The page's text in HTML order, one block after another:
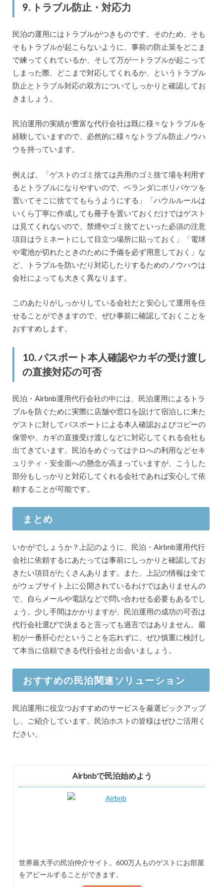
9. トラブル防止・対応力
民泊の運用にはトラブルがつきものです。そのため、そも
そもトラブルが起こらないように、事前の防止策をどこま
で練ってくれているか、そして万が一トラブルが起こって
しまった際、どこまで対応してくれるか、というトラブル
防止とトラブル対応の双方についてしっかりと確認してお
きましょう。
民泊運用の実績が豊富な代行会社は既に様々なトラブルを
経験していますので、必然的に様々なトラブル防止ノウハ
ウを持っています。
例えば、「ゲストのゴミ捨ては共用のゴミ捨て場を利用す
るとトラブルになりやすいので、ベランダにポリバケツを
置いてそこに捨ててもらうようにする」「ハウルルールは
いくら丁寧に作成しても冊子を置いておくだけではゲスト
は見てくれないので、禁煙やゴミ捨てといった必須の注意
項目はラミネートにして目立つ場所に貼っておく」「電球
や電池が切れたときのために予備を必ず用意しておく」な
ど、トラブルを防いだり対応したりするためのノウハウは
会社によっても大きく異なります。
このあたりがしっかりしている会社だと安心して運用を任
せることができますので、ぜひ事前に確認しておくことを
おすすめします。
10. パスポート本人確認やカギの受け渡し
の直接対応の可否
民泊・Airbnb運用代行会社の中には、民泊運用によるトラ
ブルを防ぐために実際に店舗や窓口を設けて宿泊しに来た
ゲストに対してパスポートによる本人確認およびコピーの
保管や、カギの直接受け渡しなどに対応してくれる会社も
出てきています。民泊をめぐってはテロへの利用などセキ
ュリティ・安全面への懸念が高まっていますが、こうした
部分もしっかりと対応してくれる会社であれば安心して依
頼することが可能です。
まとめ
いかがでしょうか？上記のように、民泊・Airbnb運用代行
会社に依頼するにあたっては事前にしっかりと確認してお
きたい項目がたくさんあります。また、上記の情報は全て
がウェブサイト上に公開されているわけではありませんの
で、自らメールや電話などで問い合わせる必要もあるでし
ょう。少し手間はかかりますが、民泊運用の成功の可否は
代行会社選びで決まると言っても過言ではありません。最
初が一番肝心だということを忘れずに、ぜひ慎重に検討し
て本当に信頼できる代行会社と出会いましょう。
おすすめの民泊関連ソリューション
民泊運用に役立つおすすめのサービスを厳選ピックアップ
し、ご紹介しています。民泊ホストの皆様はぜひご活用く
ださい。
Airbnbで民泊始めよう
世界最大手の民泊仲介サイト。600万人ものゲストにお部屋
をアピールすることができます。